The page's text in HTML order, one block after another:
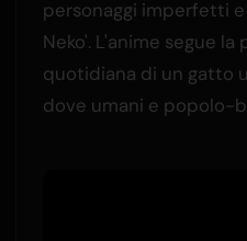
personaggi imperfetti
Neko'. L'anime segue
quotidiana di un gatto
dove umani e popolo-